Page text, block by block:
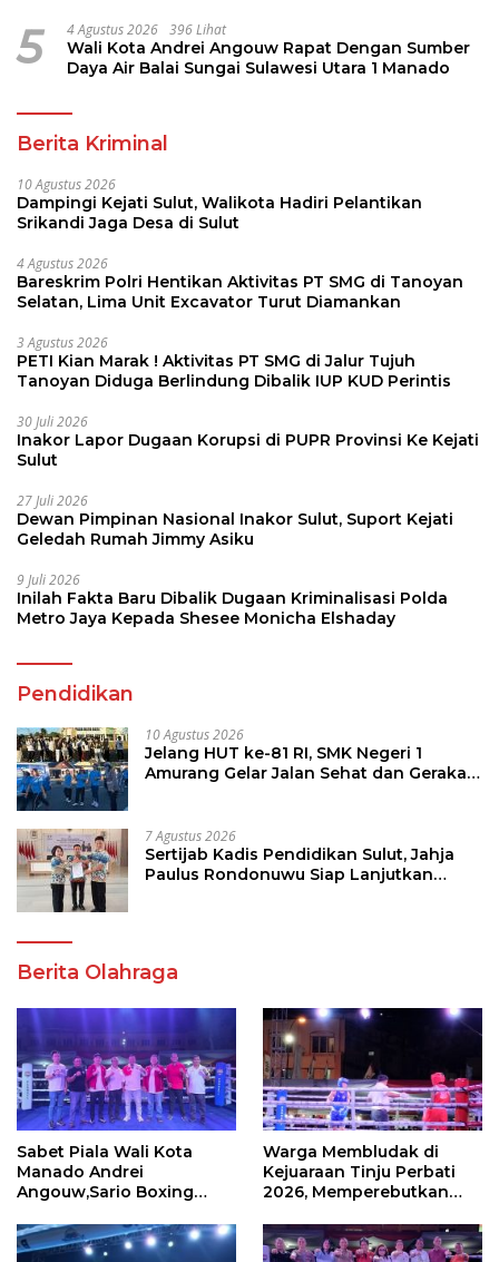
5 4 Agustus 2026 396 Lihat
Wali Kota Andrei Angouw Rapat Dengan Sumber
Daya Air Balai Sungai Sulawesi Utara 1 Manado
Berita Kriminal
10 Agustus 2026
Dampingi Kejati Sulut, Walikota Hadiri Pelantikan
Srikandi Jaga Desa di Sulut
4 Agustus 2026
Bareskrim Polri Hentikan Aktivitas PT SMG di Tanoyan
Selatan, Lima Unit Excavator Turut Diamankan
3 Agustus 2026
PETI Kian Marak ! Aktivitas PT SMG di Jalur Tujuh
Tanoyan Diduga Berlindung Dibalik IUP KUD Perintis
30 Juli 2026
Inakor Lapor Dugaan Korupsi di PUPR Provinsi Ke Kejati
Sulut
27 Juli 2026
Dewan Pimpinan Nasional Inakor Sulut, Suport Kejati
Geledah Rumah Jimmy Asiku
9 Juli 2026
Inilah Fakta Baru Dibalik Dugaan Kriminalisasi Polda
Metro Jaya Kepada Shesee Monicha Elshaday
Pendidikan
10 Agustus 2026
Jelang HUT ke-81 RI, SMK Negeri 1
Amurang Gelar Jalan Sehat dan Gerakan
7 Agustus 2026
Sertijab Kadis Pendidikan Sulut, Jahja
Paulus Rondonuwu Siap Lanjutkan
Berita Olahraga
Sabet Piala Wali Kota
Manado Andrei
Angouw,Sario Boxing
Perbati 2026
Warga Membludak di
Kejuaraan Tinju Perbati
2026, Memperebutkan